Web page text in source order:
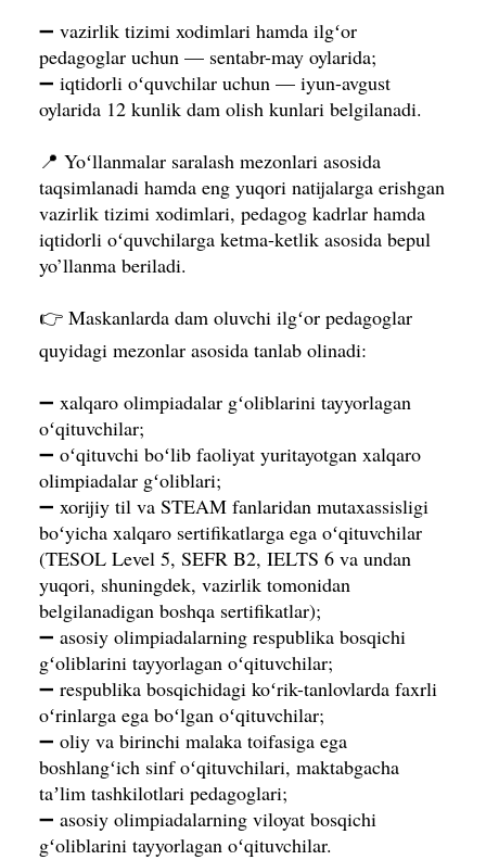
➖ vazirlik tizimi xodimlari hamda ilgʻor
pedagoglar uchun — sentabr-may oylarida;
➖ iqtidorli oʻquvchilar uchun — iyun-avgust
oylarida 12 kunlik dam olish kunlari belgilanadi.
📍 Yoʻllanmalar saralash mezonlari asosida
taqsimlanadi hamda eng yuqori natijalarga erishgan
vazirlik tizimi xodimlari, pedagog kadrlar hamda
iqtidorli oʻquvchilarga ketma-ketlik asosida bepul
yo’llanma beriladi.
👉 Maskanlarda dam oluvchi ilgʻor pedagoglar
quyidagi mezonlar asosida tanlab olinadi:
➖ xalqaro olimpiadalar gʻoliblarini tayyorlagan
oʻqituvchilar;
➖ oʻqituvchi boʻlib faoliyat yuritayotgan xalqaro
olimpiadalar gʻoliblari;
➖ xorijiy til va STEAM fanlaridan mutaxassisligi
boʻyicha xalqaro sertifikatlarga ega oʻqituvchilar
(TESOL Level 5, SEFR B2, IELTS 6 va undan
yuqori, shuningdek, vazirlik tomonidan
belgilanadigan boshqa sertifikatlar);
➖ asosiy olimpiadalarning respublika bosqichi
gʻoliblarini tayyorlagan oʻqituvchilar;
➖ respublika bosqichidagi koʻrik-tanlovlarda faxrli
oʻrinlarga ega boʻlgan oʻqituvchilar;
➖ oliy va birinchi malaka toifasiga ega
boshlangʻich sinf oʻqituvchilari, maktabgacha
taʼlim tashkilotlari pedagoglari;
➖ asosiy olimpiadalarning viloyat bosqichi
gʻoliblarini tayyorlagan oʻqituvchilar.